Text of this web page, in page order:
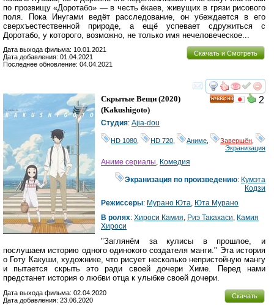
по прозвищу «Доротабо» — в честь ёкаев, живущих в грязи рисового
поля. Пока Инугами ведёт расследование, он убеждается в его
сверхъестественной природе, а ещё успевает сдружиться с
Доротабо, у которого, возможно, не только имя нечеловеческое...
Скачать и Смотреть
Дата выхода фильма: 10.01.2021
Дата добавления: 01.04.2021
Последнее обновление: 04.04.2021
смотреть
2
Скрытые Вещи (2020)
(Kakushigoto)
Студия: Ajia-dou
HD 1080 HD 720 Аниме Завершён
Экранизация
Аниме сериалы, Комедия
Экранизация по произведению: Кумэта
Кодзи
Режиссеры: Мурано Юта, Юта Мурано
В ролях: Хироси Камия, Риэ Такахаси, Камия
Хироси
"Заглянём за кулисы в прошлое, и
послушаем историю одного одинокого создателя манги." Эта история
о Готу Какуши, художнике, что рисует несколько непристойную мангу
и пытается скрыть это ради своей дочери Химе. Перед нами
предстанет история о любви отца к улыбке своей дочери.
Скачать
Дата выхода фильма: 02.04.2020
Дата добавления: 23.06.2020